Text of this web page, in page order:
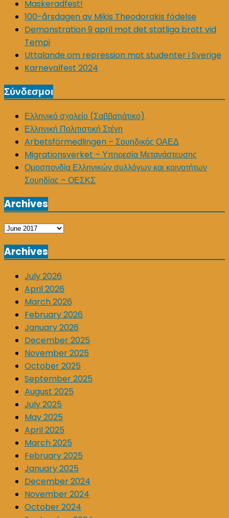
Maskeradfest!
100-årsdagen av Mikis Theodorakis födelse
Demonstration 9 april mot det statliga brott vid
Tempi
Uttalande om repression mot studenter i Sverige
Karnevalfest 2024
Σύνδεσμοι
Ελληνικό σχολείο (Σαββατιάτικο)
Ελληνική Πολιτιστική Στέγη
Arbetsförmedlingen – Σουηδικός ΟΑΕΔ
Migrationsverket – Υπηρεσία Μετανάστευσης
Ομοσπονδία Ελληνικών συλλόγων και κοινοτήτων
Σουηδίας – ΟΕΣΚΣ
Archives
Archives
Archives
July 2026
April 2026
March 2026
February 2026
January 2026
December 2025
November 2025
October 2025
September 2025
August 2025
July 2025
May 2025
April 2025
March 2025
February 2025
January 2025
December 2024
November 2024
October 2024